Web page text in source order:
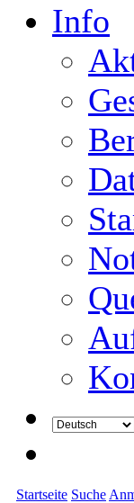
Info
Startseite Suche